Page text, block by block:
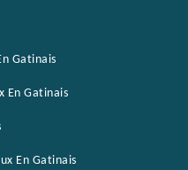
Gatinais
En Gatinais
En Gatinais